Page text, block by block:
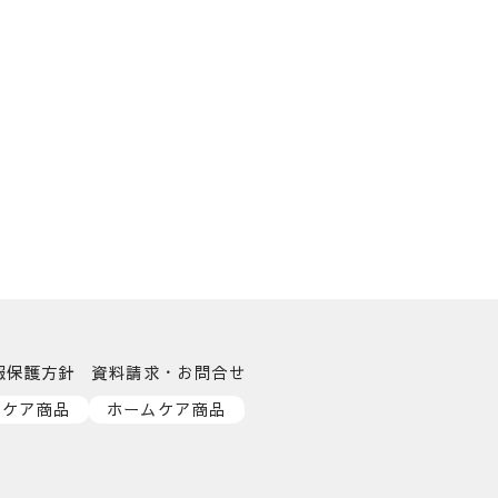
保護方針
資料請求・お問合せ
ア商品
ホームケア商品